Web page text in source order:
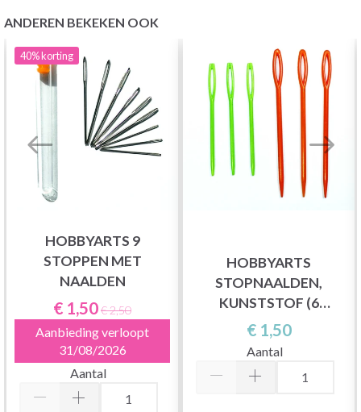
ANDEREN BEKEKEN OOK
40%korting
HOBBYARTS 9
STOPPEN MET
NAALDEN
€ 1,50€ 2,50
Aanbieding verloopt
31/08/2026
Aantal
HOBBYARTS
STOPNAALDEN,
KUNSTSTOF (6
NAALDEN)
€ 1,50
Aantal